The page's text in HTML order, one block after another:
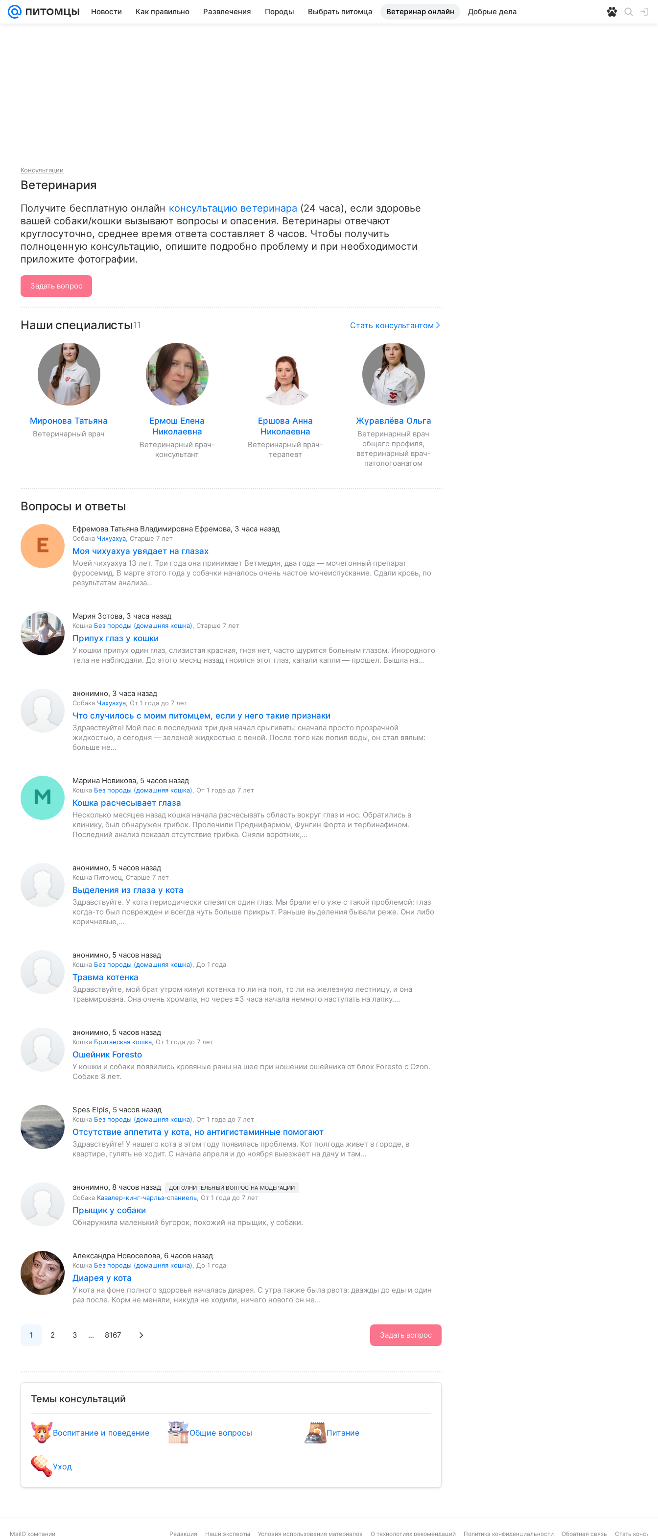
Новости Как правильно Развлечения Породы Выбрать питомца Ветеринар онлайн Добрые дела
Консультации
Ветеринария
Получите бесплатную онлайн консультацию ветеринара (24 часа), если здоровье
вашей собаки/кошки вызывают вопросы и опасения. Ветеринары отвечают
круглосуточно, среднее время ответа составляет 8 часов. Чтобы получить
полноценную консультацию, опишите подробно проблему и при необходимости
приложите фотографии.
Задать вопрос
Наши специалисты11 Стать консультантом
Миронова Татьяна
Ветеринарный врач
Ермош Елена
Николаевна
Ветеринарный врач-
консультант
Ершова Анна
Николаевна
Ветеринарный врач-
терапевт
Журавлёва Ольга
Ветеринарный врач
общего профиля,
ветеринарный врач-
патологоанатом
Вопросы и ответы
Ефремова Татьяна Владимировна Ефремова, 3 часа назад
Собака Чихуахуа Старше 7 лет
Моя чихуахуа увядает на глазах
Моей чихуахуа 13 лет. Три года она принимает Ветмедин, два года — мочегонный препарат
фуросемид. В марте этого года у собачки началось очень частое мочеиспускание. Сдали кровь, по
результатам анализа…
Мария Зотова, 3 часа назад
Кошка Без породы (домашняя кошка) Старше 7 лет
Припух глаз у кошки
У кошки припух один глаз, слизистая красная, гноя нет, часто щурится больным глазом. Инородного
тела не наблюдали. До этого месяц назад гноился этот глаз, капали капли — прошел. Вышла на…
анонимно, 3 часа назад
Собака Чихуахуа От 1 года до 7 лет
Что случилось с моим питомцем, если у него такие признаки
Здравствуйте! Мой пес в последние три дня начал срыгивать: сначала просто прозрачной
жидкостью, а сегодня — зеленой жидкостью с пеной. После того как попил воды, он стал вялым:
больше не…
Марина Новикова, 5 часов назад
Кошка Без породы (домашняя кошка) От 1 года до 7 лет
Кошка расчесывает глаза
Несколько месяцев назад кошка начала расчесывать область вокруг глаз и нос. Обратились в
клинику, был обнаружен грибок. Пролечили Преднифармом, Фунгин Форте и тербинафином.
Последний анализ показал отсутствие грибка. Сняли воротник,…
анонимно, 5 часов назад
Кошка Питомец Старше 7 лет
Выделения из глаза у кота
Здравствуйте. У кота периодически слезится один глаз. Мы брали его уже с такой проблемой: глаз
когда-то был поврежден и всегда чуть больше прикрыт. Раньше выделения бывали реже. Они либо
коричневые,…
анонимно, 5 часов назад
Кошка Без породы (домашняя кошка) До 1 года
Травма котенка
Здравствуйте, мой брат утром кинул котенка то ли на пол, то ли на железную лестницу, и она
травмирована. Она очень хромала, но через ±3 часа начала немного наступать на лапку.…
анонимно, 5 часов назад
Кошка Британская кошка От 1 года до 7 лет
Ошейник Foresto
У кошки и собаки появились кровяные раны на шее при ношении ошейника от блох Foresto с Ozon.
Собаке 8 лет.
Spes Elpis, 5 часов назад
Кошка Без породы (домашняя кошка) От 1 года до 7 лет
Отсутствие аппетита у кота, но антигистаминные помогают
Здравствуйте! У нашего кота в этом году появилась проблема. Кот полгода живет в городе, в
квартире, гулять не ходит. С начала апреля и до ноября выезжает на дачу и там…
анонимно, 8 часов назад ДОПОЛНИТЕЛЬНЫЙ ВОПРОС НА МОДЕРАЦИИ
Собака Кавалер-кинг-чарльз-спаниель От 1 года до 7 лет
Прыщик у собаки
Обнаружила маленький бугорок, похожий на прыщик, у собаки.
Александра Новоселова, 6 часов назад
Кошка Без породы (домашняя кошка) До 1 года
Диарея у кота
У кота на фоне полного здоровья началась диарея. С утра также была рвота: дважды до еды и один
раз после. Корм не меняли, никуда не ходили, ничего нового он не…
1 2 3 ... 8167 Задать вопрос
Темы консультаций
Воспитание и поведение Общие вопросы Питание
Уход
MailО компании Редакция Наши эксперты Условия использования материалов О технологиях рекомендаций Политика конфиденциальности Обратная связь Стать